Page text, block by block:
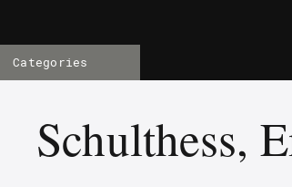
Categories
Schulthess,